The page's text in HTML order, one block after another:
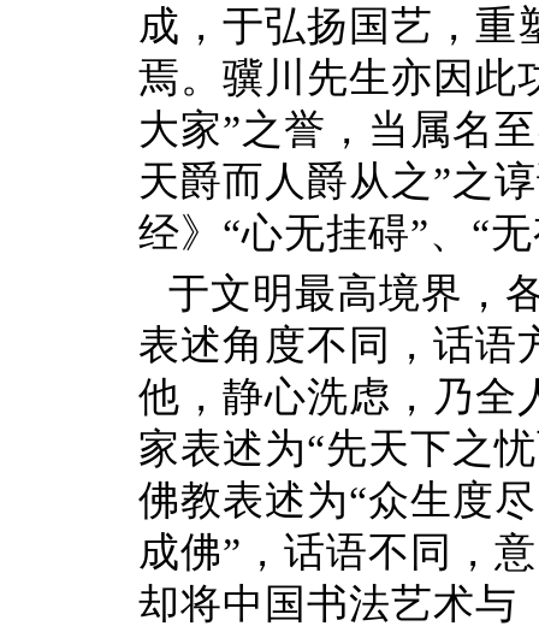
成，于弘扬国艺，重
焉。骥川先生亦因此
大家”之誉，当属名
天爵而人爵从之”之
经》“心无挂碍”、“
于文明最高境界，
表述角度不同，话语
他，静心洗虑，乃全
家表述为“先天下之
佛教表述为“众生度
成佛”，话语不同，
却将中国书法艺术与